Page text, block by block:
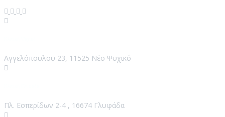
Αγγελόπουλου 23, 11525 Νέο Ψυχικό
Πλ. Εσπερίδων 2-4 , 16674 Γλυφάδα